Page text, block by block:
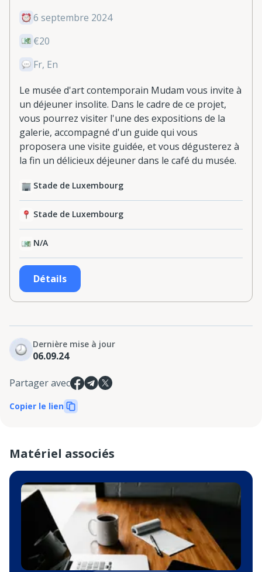
6 septembre 2024
€20
Fr, En
Le musée d'art contemporain Mudam vous invite à
un déjeuner insolite. Dans le cadre de ce projet,
vous pourrez visiter l'une des expositions de la
galerie, accompagné d'un guide qui vous
proposera une visite guidée, et vous dégusterez à
la fin un délicieux déjeuner dans le café du musée.
Stade de Luxembourg
Stade de Luxembourg
N/A
Détails
Dernière mise à jour
06.09.24
Partager avec
Copier le lien
Matériel associés